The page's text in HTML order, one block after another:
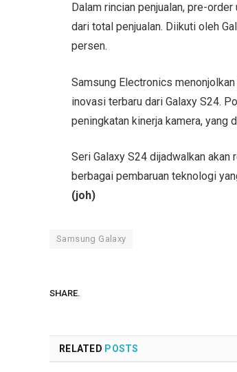
Dalam rincian penjualan, pre-
dari total penjualan. Diikuti oleh
persen.
Samsung Electronics
inovasi terbaru dari Galaxy S24.
peningkatan kinerja kamera, yang
Seri Galaxy S24 dijadwalkan
berbagai pembaruan teknologi
(joh)
Samsung Galaxy
SHARE.
RELATED POSTS